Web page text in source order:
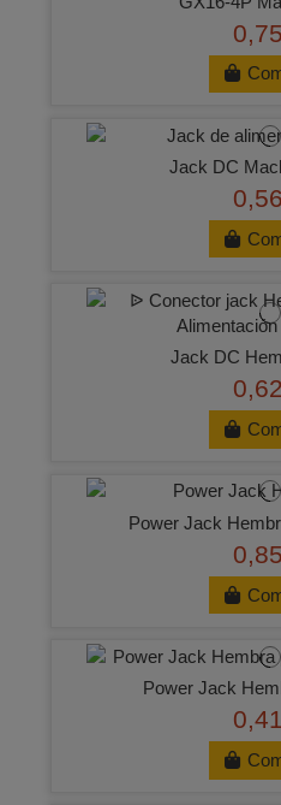
Jack DC
Jack DC
Power Jack
Power Jack